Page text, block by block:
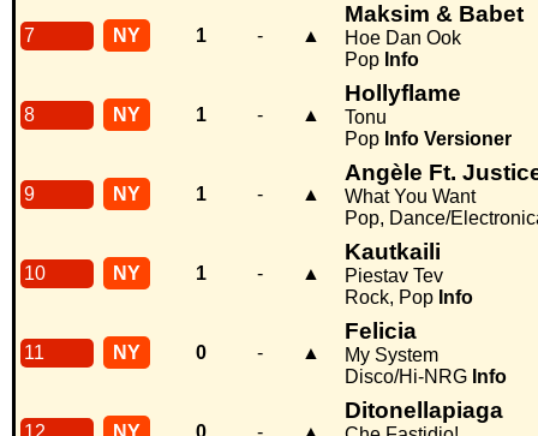
7 NY 1 - ▲
Maksim & Babet
Hoe Dan Ook
Pop Info
8 NY 1 - ▲
Hollyflame
Tonu
Pop Info Versioner
9 NY 1 - ▲
Angèle Ft.
What You Want
Pop, Dance/
10 NY 1 - ▲
Kautkaili
Piestav Tev
Rock, Pop Info
11 NY 0 - ▲
Felicia
My System
Disco/Hi-NRG Info
Ditonellapiaga